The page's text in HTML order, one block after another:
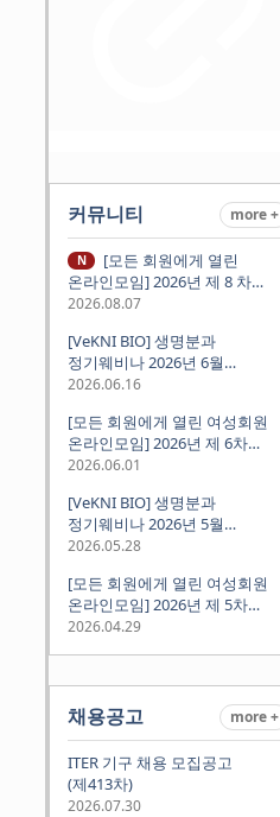
커뮤니티 more +
N
온라인모임] 2026년 제 8 차
정기모임 (8월 12일 수요일 저녁
경험담
2026.08.07
[VeKNI BIO] 생명분과
정기웨비나 2026년 6월
(2026.06.18 Thu 9:00PM)
2026.06.16
[모든 회원에게 열린 여성회원
온라인모임] 2026년 제 6차
정기모임 (6월 10일 수요일 저녁
2026.06.01
[VeKNI BIO] 생명분과
정기웨비나 2026년 5월
(2026.05.28 Thu 9:00PM)
2026.05.28
[모든 회원에게 열린 여성회원
온라인모임] 2026년 제 5차
정기모임 (5월 12일 화요일 저녁
2026.04.29
채용공고 more +
ITER 기구 채용 모집공고
(제413차)
2026.07.30